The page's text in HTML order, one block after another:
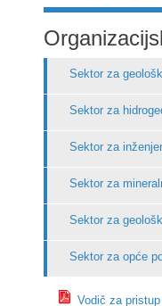
Sektor za
Sektor za
Sektor za
Sektor za
Sektor za
Sektor za opće
Vodič za